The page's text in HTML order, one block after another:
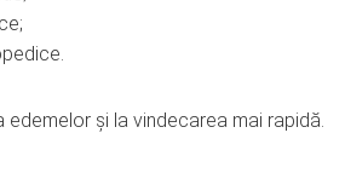
edemelor și la vindecarea mai rapidă.